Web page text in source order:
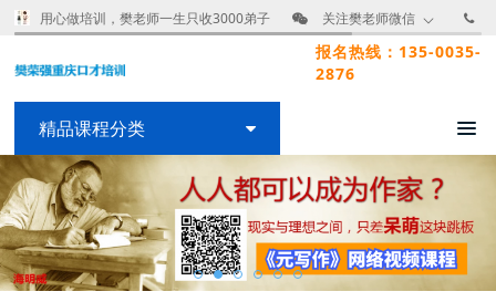
用心做培训，樊老师一生只收3000弟子 关注樊老师微信
报名热线：135-0035-
2876
精品课程分类